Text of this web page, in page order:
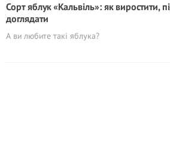
Сорт яблук «Кальвіль»: як виростити,
доглядати
А ви любите такі яблука?